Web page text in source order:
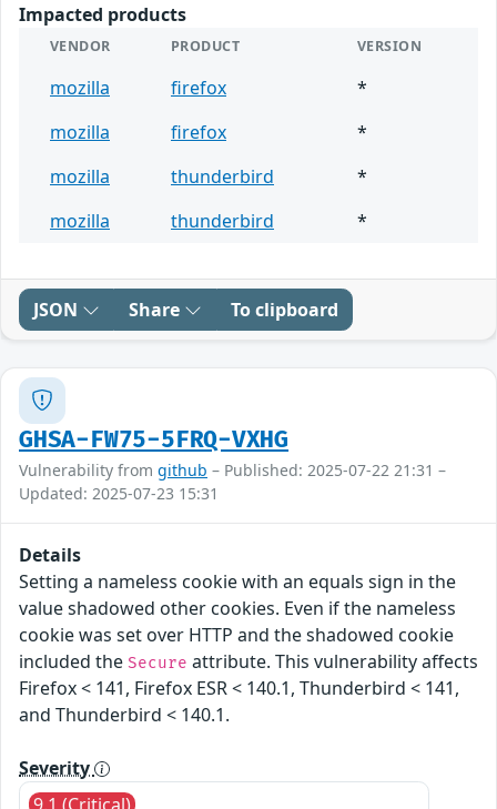
Impacted products
VENDOR PRODUCT VERSION
mozilla firefox
*
mozilla
firefox
*
mozilla
thunderbird
*
mozilla
thunderbird *
JSON Share To clipboard
GHSA-FW75-5FRQ-VXHG
Vulnerability from github – Published: 2025-07-22 21:31 –
Updated: 2025-07-23 15:31
Details
Setting a nameless cookie with an equals sign in the
value shadowed other cookies. Even if the nameless
cookie was set over HTTP and the shadowed cookie
included the Secure attribute. This vulnerability affects
Firefox < 141, Firefox ESR < 140.1, Thunderbird < 141,
and Thunderbird < 140.1.
Severity
9.1 (Critical)